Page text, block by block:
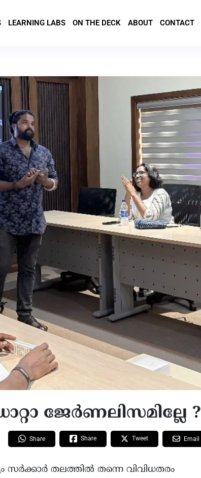
LEARNING LABS ON THE DECK ABOUT CONTACT
ജേര്‍ണലിസമില്ലേ ?
Share Share Tweet Email
സർക്കാർ തലത്തിൽ തന്നെ വിവിധതരം